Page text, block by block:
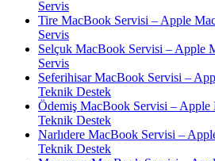
Servis
Tire MacBook Servisi – Apple
Servis
Selçuk MacBook Servisi – Apple
Servis
Seferihisar MacBook Servisi –
Teknik Destek
Ödemiş MacBook Servisi –
Teknik Destek
Narlıdere MacBook Servisi –
Teknik Destek